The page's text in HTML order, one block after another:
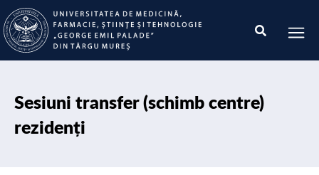
Sesiuni transfer (schimb centre)
rezidenți